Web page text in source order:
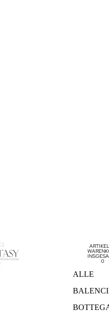
ALLE
0